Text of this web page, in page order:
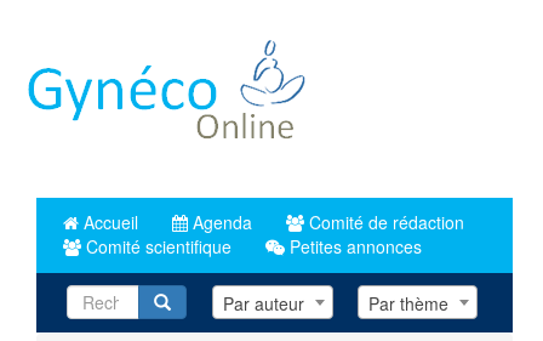
principal
Accueil Agenda
Comité de rédaction
Comité scientifique
Petites annonces
RecherchePar auteur Par thème